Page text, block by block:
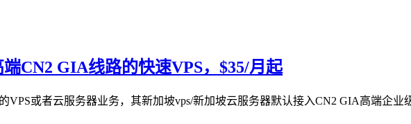
CN2 GIA线路的快速VPS，$35/月起
VPS或者云服务器业务，其新加坡vps/新加坡云服务器默认接入CN2 GIA高端企